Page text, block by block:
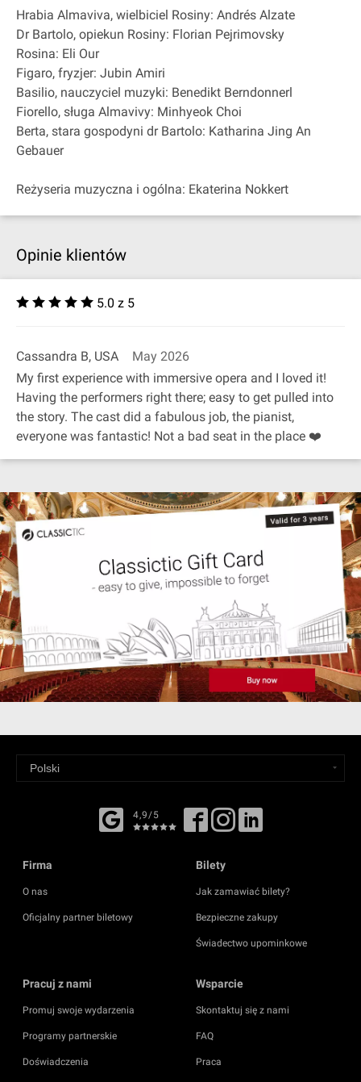
Hrabia Almaviva, wielbiciel Rosiny: Andrés Alzate
Dr Bartolo, opiekun Rosiny: Florian Pejrimovsky
Rosina: Eli Our
Figaro, fryzjer: Jubin Amiri
Basilio, nauczyciel muzyki: Benedikt Berndonnerl
Fiorello, sługa Almavivy: Minhyeok Choi
Berta, stara gospodyni dr Bartolo: Katharina Jing An
Gebauer
Reżyseria muzyczna i ogólna: Ekaterina Nokkert
Opinie klientów
5.0 z 5
Cassandra B, USA
May 2026
My first experience with immersive opera and I loved it!
Having the performers right there; easy to get pulled into
the story. The cast did a fabulous job, the pianist,
everyone was fantastic! Not a bad seat in the place ❤️
4,9/5
Firma
O nas
Oficjalny partner biletowy
Bilety
Jak zamawiać bilety?
Bezpieczne zakupy
Świadectwo upominkowe
Pracuj z nami
Promuj swoje wydarzenia
Programy partnerskie
Doświadczenia
Wsparcie
Skontaktuj się z nami
FAQ
Praca